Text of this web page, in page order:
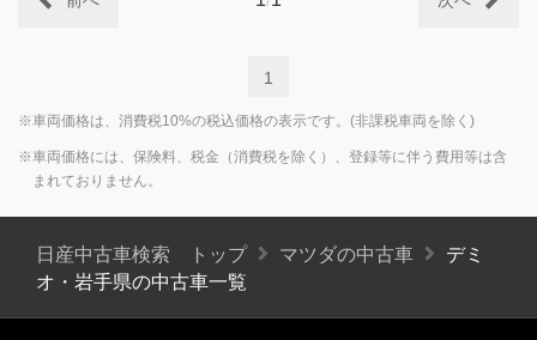
1
※車両価格は、消費税10%の税込価格の表示です。(非課税車両を除く)
※車両価格には、保険料、税金（消費税を除く）、登録等に伴う費用等は含
まれておりません。
日産中古車検索 トップ マツダの中古車
デミ
オ・岩手県の中古車一覧